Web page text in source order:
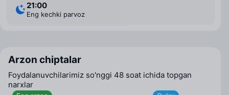
21:00
Eng kechki parvoz
Arzon chiptalar
Foydalanuvchilarimiz so'nggi 48 soat ichida topgan
narxlar